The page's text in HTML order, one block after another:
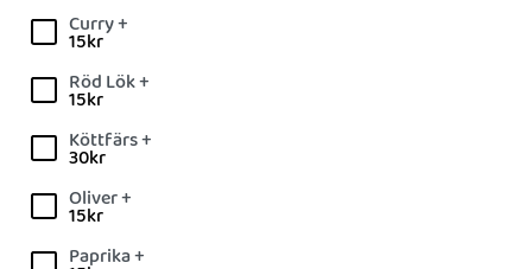
Curry +
15kr
Röd Lök +
15kr
Köttfärs +
30kr
Oliver +
15kr
Paprika +